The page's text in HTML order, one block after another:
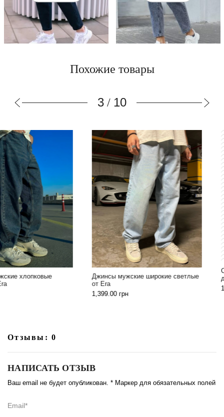
Похожие товары
3 / 10
Джинсы мужские широкие светлые
Стильные широкие мужские
джинсы черные от Era
Отзывы: 0
НАПИСАТЬ ОТЗЫВ
Ваш email не будет опубликован. * Маркер для обязательных полей
Email*